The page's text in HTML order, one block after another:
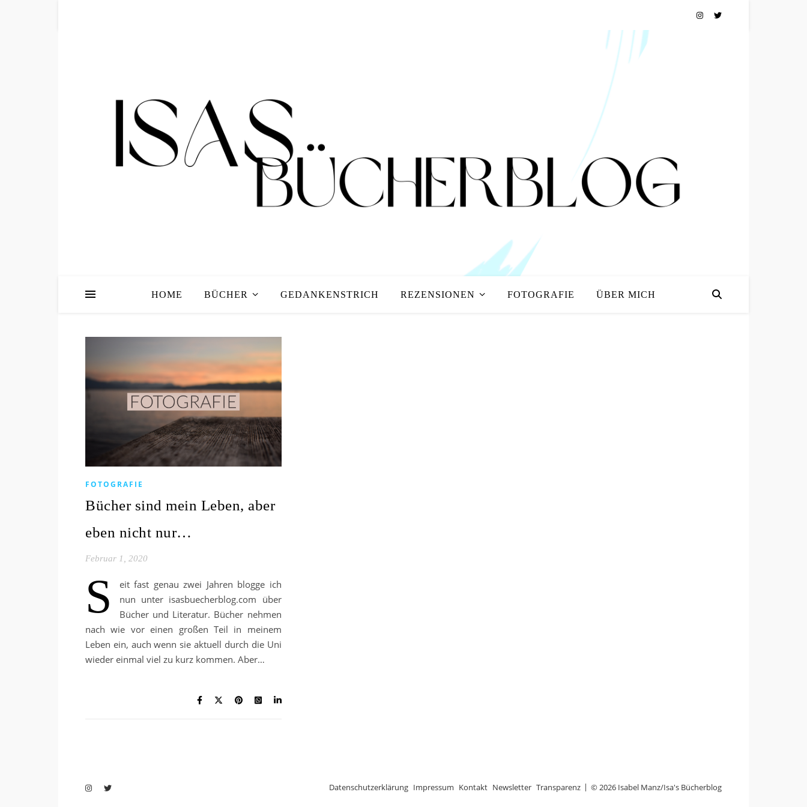
HOME BÜCHER GEDANKENSTRICH REZENSIONEN FOTOGRAFIE ÜBER MICH
FOTOGRAFIE
Bücher sind mein Leben, aber
eben nicht nur…
Februar 1, 2020
S
eit fast genau zwei Jahren blogge ich
nun unter isasbuecherblog.com über
Bücher und Literatur. Bücher nehmen
nach wie vor einen großen Teil in meinem
Leben ein, auch wenn sie aktuell durch die Uni
wieder einmal viel zu kurz kommen. Aber…
© 2026 Isabel Manz/Isa's Bücherblog
Datenschutzerklärung Impressum Kontakt Newsletter Transparenz